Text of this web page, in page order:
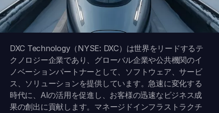
DXC Technology（NYSE: DXC）は世界をリードするテ
クノロジー企業であり、グローバル企業や公共機関のイ
ノベーションパートナーとして、ソフトウェア、サービ
ス、ソリューションを提供しています。急速に変化する
時代に、AIの活用を促進し、お客様の迅速なビジネス成
果の創出に貢献します。マネージドインフラストラクチ